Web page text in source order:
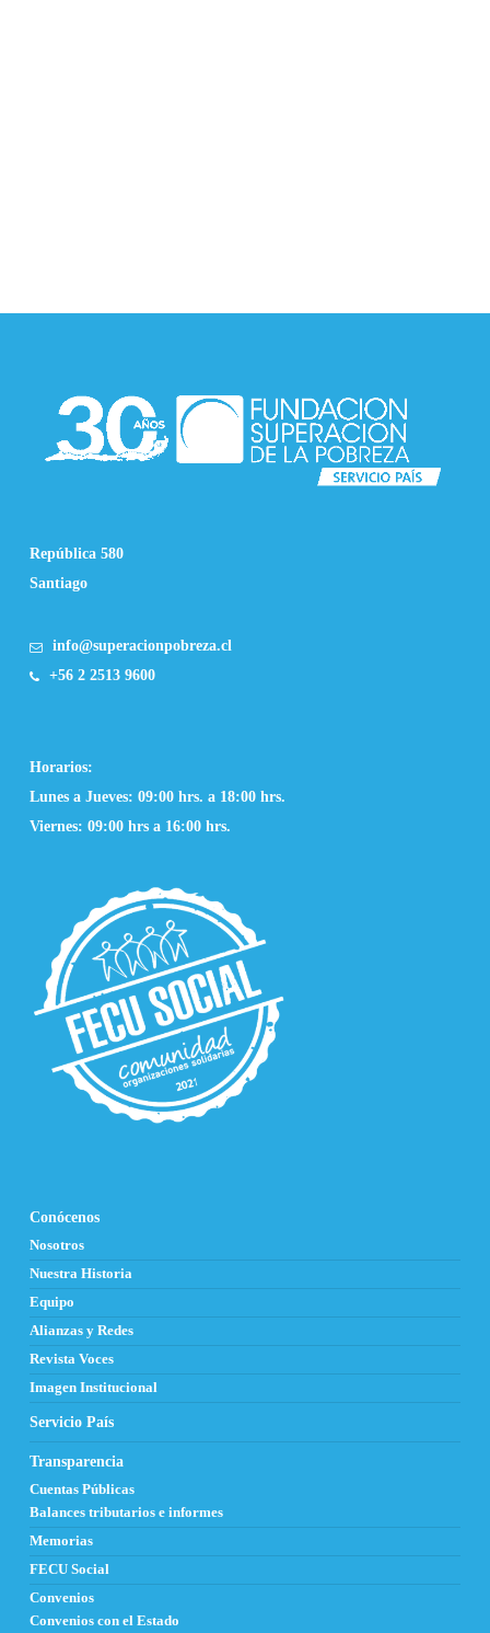
República 580
Santiago
info@superacionpobreza.cl
+56 2 2513 9600
Horarios:
Lunes a Jueves: 09:00 hrs. a 18:00 hrs.
Viernes: 09:00 hrs a 16:00 hrs.
Conócenos
Nosotros
Nuestra Historia
Equipo
Alianzas y Redes
Revista Voces
Imagen Institucional
Servicio País
Transparencia
Cuentas Públicas
Balances tributarios e informes
Memorias
FECU Social
Convenios
Convenios con el Estado